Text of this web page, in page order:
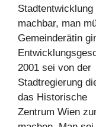
machbar, man
Gemeinderätin
2001 sei von der
Stadtregierung
das Historische
Zentrum Wien